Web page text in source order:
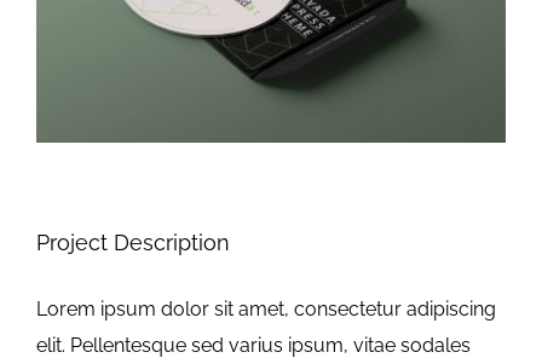
Datenschutzerklärung
Project Description
Lorem ipsum dolor sit amet, consectetur adipiscing
elit. Pellentesque sed varius ipsum, vitae sodales